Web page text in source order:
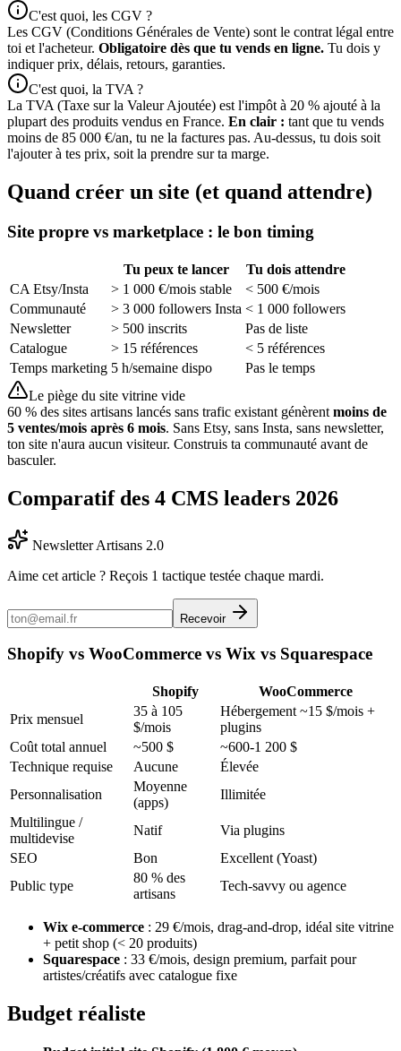
C'est quoi, les CGV ?
Les CGV (Conditions Générales de Vente) sont le contrat légal entre
toi et l'acheteur. Obligatoire dès que tu vends en ligne. Tu dois y
indiquer prix, délais, retours, garanties.
C'est quoi, la TVA ?
La TVA (Taxe sur la Valeur Ajoutée) est l'impôt à 20 % ajouté à la
plupart des produits vendus en France. En clair : tant que tu vends
moins de 85 000 €/an, tu ne la factures pas. Au-dessus, tu dois soit
l'ajouter à tes prix, soit la prendre sur ta marge.
Quand créer un site (et quand attendre)
Site propre vs marketplace : le bon timing
Tu peux te lancer
Tu dois attendre
CA Etsy/Insta
> 1 000 €/mois stable
< 500 €/mois
Communauté
> 3 000 followers Insta < 1 000 followers
Newsletter
> 500 inscrits
Pas de liste
Catalogue
> 15 références
< 5 références
Temps marketing 5 h/semaine dispo
Pas le temps
Le piège du site vitrine vide
60 % des sites artisans lancés sans trafic existant génèrent moins de
5 ventes/mois après 6 mois. Sans Etsy, sans Insta, sans newsletter,
ton site n'aura aucun visiteur. Construis ta communauté avant de
basculer.
Comparatif des 4 CMS leaders 2026
Newsletter Artisans 2.0
Aime cet article ? Reçois 1 tactique testée chaque mardi.
Recevoir
Shopify vs WooCommerce vs Wix vs Squarespace
Shopify
WooCommerce
Prix mensuel
35 à 105
$/mois
Hébergement ~15 $/mois +
plugins
Coût total annuel
~500 $
~600-1 200 $
Technique requise
Aucune
Élevée
Personnalisation
Moyenne
(apps)
Illimitée
Multilingue /
multidevise
Natif
Via plugins
SEO
Bon
Excellent (Yoast)
Public type
80 % des
artisans
Tech-savvy ou agence
Wix e-commerce : 29 €/mois, drag-and-drop, idéal site vitrine
+ petit shop (< 20 produits)
Squarespace : 33 €/mois, design premium, parfait pour
artistes/créatifs avec catalogue fixe
Budget réaliste